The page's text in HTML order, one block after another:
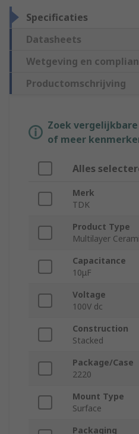
Specificaties
Datasheets
Wetgeving en
Productomschrijving
Zoek
of meer
Alles
Merk
TDK
Product Type
Multilayer
Capacitance
10μF
Voltage
100V dc
Construction
Stacked
Package/Case
2220
Mount Type
Surface
Packaging